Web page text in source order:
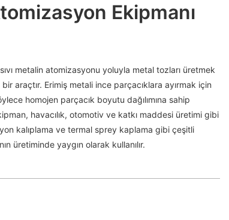
Ekipmanı
metalin atomizasyonu yoluyla metal tozları üretmek
araçtır. Erimiş metali ince parçacıklara ayırmak için
homojen parçacık boyutu dağılımına sahip
havacılık, otomotiv ve katkı maddesi üretimi gibi
kalıplama ve termal sprey kaplama gibi çeşitli
üretiminde yaygın olarak kullanılır.